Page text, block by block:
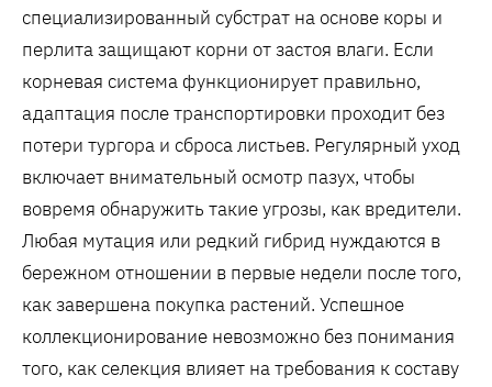
специализированный субстрат на основе коры и
перлита защищают корни от застоя влаги. Если
корневая система функционирует правильно,
адаптация после транспортировки проходит без
потери тургора и сброса листьев. Регулярный уход
включает внимательный осмотр пазух, чтобы
вовремя обнаружить такие угрозы, как вредители.
Любая мутация или редкий гибрид нуждаются в
бережном отношении в первые недели после того,
как завершена покупка растений. Успешное
коллекционирование невозможно без понимания
того, как селекция влияет на требования к составу